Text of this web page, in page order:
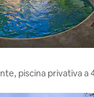
piscina privativa a